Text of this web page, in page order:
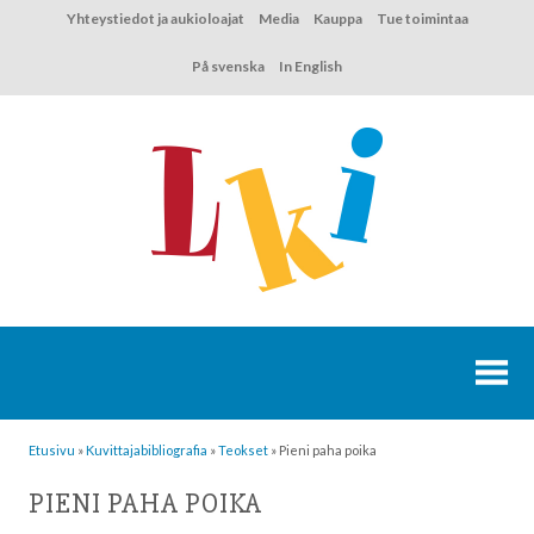
Yhteystiedot ja aukioloajat Media Kauppa Tue toimintaa
På svenska In English
Etusivu »Kuvittaja­bibliografia »Teokset » Pieni paha poika
PIENI PAHA POIKA